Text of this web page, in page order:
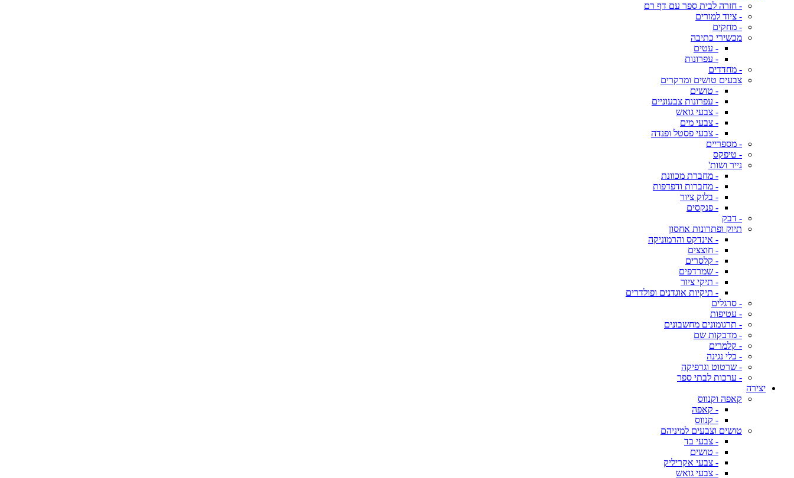
- חזרה לבית ספר עם דף רם
- ציוד למורים
- מחקים
מכשירי כתיבה
- עטים
- עפרונות
- מחדדים
צבעים טושים ומרקרים
- טושים
- עפרונות צבעוניים
- צבעי גואש
- צבעי מים
- צבעי פסטל ופנדה
- מספריים
- טיפקס
נייר ושות'
- מחברת מכוונת
- מחברות ודפדפות
- בלוק ציור
- פנקסים
- דבק
תיוק ופתרונות אחסון
- אינדקס והרמוניקה
- חוצצים
- קלסרים
- שמרדפים
- תיקי ציור
- תיקיות אוגדנים ופולדרים
- סרגלים
- עטיפות
- תרגומונים מחשבונים
- מדבקות שם
- קלמרים
- כלי נגינה
- שרטוט וגרפיקה
- ערכות לבתי ספר
יצירה
קאפה וקנווס
- קאפה
- קנווס
טושים וצבעים למיניהם
- צבעי בד
- טושים
- צבעי אקריליק
- צבעי גואש